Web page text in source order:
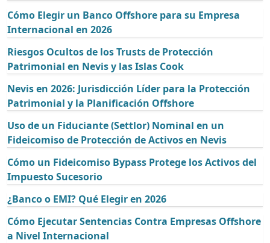
Cómo Elegir un Banco Offshore para su Empresa
Internacional en 2026
Riesgos Ocultos de los Trusts de Protección
Patrimonial en Nevis y las Islas Cook
Nevis en 2026: Jurisdicción Líder para la Protección
Patrimonial y la Planificación Offshore
Uso de un Fiduciante (Settlor) Nominal en un
Fideicomiso de Protección de Activos en Nevis
Cómo un Fideicomiso Bypass Protege los Activos del
Impuesto Sucesorio
¿Banco o EMI? Qué Elegir en 2026
Cómo Ejecutar Sentencias Contra Empresas Offshore
a Nivel Internacional